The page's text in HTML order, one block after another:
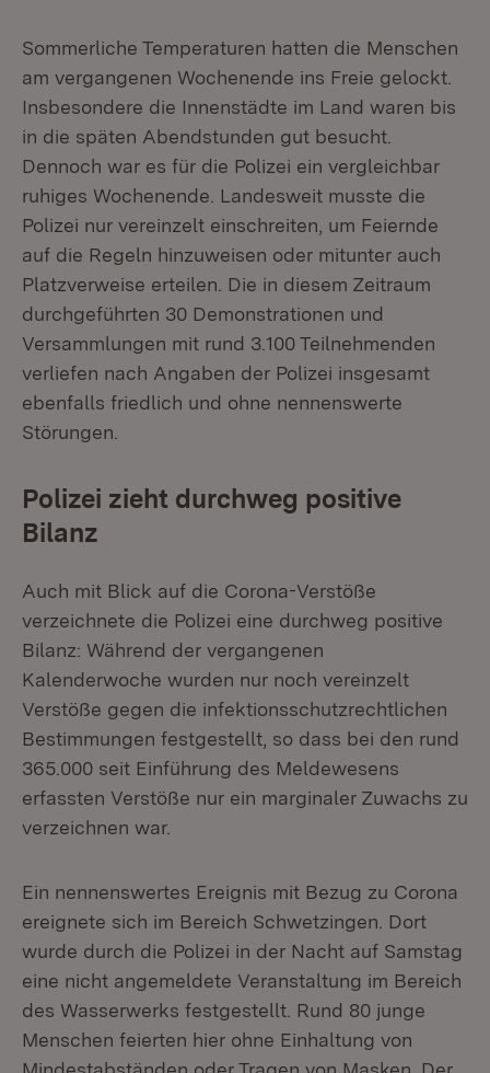
Sommerliche Temperaturen hatten die Menschen
am vergangenen Wochenende ins Freie gelockt.
Insbesondere die Innenstädte im Land waren bis
in die späten Abendstunden gut besucht.
Dennoch war es für die Polizei ein vergleichbar
ruhiges Wochenende. Landesweit musste die
Polizei nur vereinzelt einschreiten, um Feiernde
auf die Regeln hinzuweisen oder mitunter auch
Platzverweise erteilen. Die in diesem Zeitraum
durchgeführten 30 Demonstrationen und
Versammlungen mit rund 3.100 Teilnehmenden
verliefen nach Angaben der Polizei insgesamt
ebenfalls friedlich und ohne nennenswerte
Störungen.
Polizei zieht durchweg positive
Bilanz
Auch mit Blick auf die Corona-Verstöße
verzeichnete die Polizei eine durchweg positive
Bilanz: Während der vergangenen
Kalenderwoche wurden nur noch vereinzelt
Verstöße gegen die infektionsschutzrechtlichen
Bestimmungen festgestellt, so dass bei den rund
365.000 seit Einführung des Meldewesens
erfassten Verstöße nur ein marginaler Zuwachs zu
verzeichnen war.
Ein nennenswertes Ereignis mit Bezug zu Corona
ereignete sich im Bereich Schwetzingen. Dort
wurde durch die Polizei in der Nacht auf Samstag
eine nicht angemeldete Veranstaltung im Bereich
des Wasserwerks festgestellt. Rund 80 junge
Menschen feierten hier ohne Einhaltung von